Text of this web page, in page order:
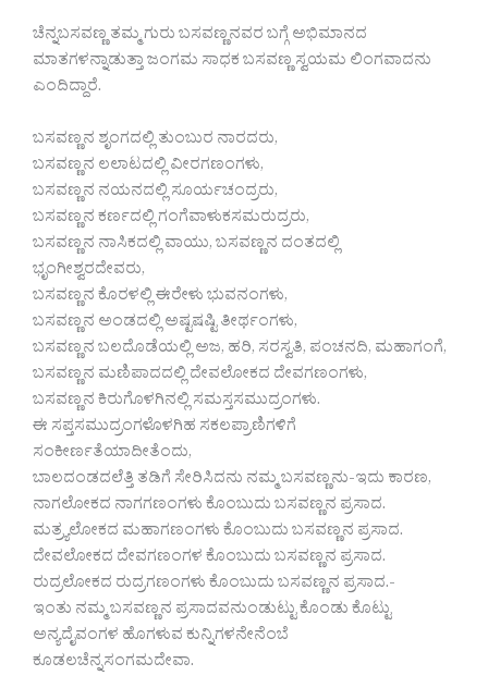
ಚೆನ್ನಬಸವಣ್ಣ ತಮ್ಮ ಗುರು ಬಸವಣ್ಣನವರ ಬಗ್ಗೆ ಅಭಿಮಾನದ
ಮಾತಗಳನ್ನಾಡುತ್ತಾ ಜಂಗಮ ಸಾಧಕ ಬಸವಣ್ಣ ಸ್ವಯಮ ಲಿಂಗವಾದನು
ಎಂದಿದ್ದಾರೆ.
ಬಸವಣ್ಣನ ಶೃಂಗದಲ್ಲಿ ತುಂಬುರ ನಾರದರು,
ಬಸವಣ್ಣನ ಲಲಾಟದಲ್ಲಿ ವೀರಗಣಂಗಳು,
ಬಸವಣ್ಣನ ನಯನದಲ್ಲಿ ಸೂರ್ಯಚಂದ್ರರು,
ಬಸವಣ್ಣನ ಕರ್ಣದಲ್ಲಿ ಗಂಗೆವಾಳುಕಸಮರುದ್ರರು,
ಬಸವಣ್ಣನ ನಾಸಿಕದಲ್ಲಿ ವಾಯು, ಬಸವಣ್ಣನ ದಂತದಲ್ಲಿ
ಭೃಂಗೀಶ್ವರದೇವರು,
ಬಸವಣ್ಣನ ಕೊರಳಲ್ಲಿ ಈರೇಳು ಭುವನಂಗಳು,
ಬಸವಣ್ಣನ ಅಂಡದಲ್ಲಿ ಅಷ್ಟಷಷ್ಟಿ ತೀರ್ಥಂಗಳು,
ಬಸವಣ್ಣನ ಬಲದೊಡೆಯಲ್ಲಿ ಅಜ, ಹರಿ, ಸರಸ್ವತಿ, ಪಂಚನದಿ, ಮಹಾಗಂಗೆ,
ಬಸವಣ್ಣನ ಮಣಿಪಾದದಲ್ಲಿ ದೇವಲೋಕದ ದೇವಗಣಂಗಳು,
ಬಸವಣ್ಣನ ಕಿರುಗೊಳಗಿನಲ್ಲಿ ಸಮಸ್ತಸಮುದ್ರಂಗಳು.
ಈ ಸಪ್ತಸಮುದ್ರಂಗಳೊಳಗಿಹ ಸಕಲಪ್ರಾಣಿಗಳಿಗೆ
ಸಂಕೀರ್ಣತೆಯಾದೀತೆಂದು,
ಬಾಲದಂಡದಲೆತ್ತಿ ತಡಿಗೆ ಸೇರಿಸಿದನು ನಮ್ಮ ಬಸವಣ್ಣನು-ಇದು ಕಾರಣ,
ನಾಗಲೋಕದ ನಾಗಗಣಂಗಳು ಕೊಂಬುದು ಬಸವಣ್ಣನ ಪ್ರಸಾದ.
ಮತ್ರ್ಯಲೋಕದ ಮಹಾಗಣಂಗಳು ಕೊಂಬುದು ಬಸವಣ್ಣನ ಪ್ರಸಾದ.
ದೇವಲೋಕದ ದೇವಗಣಂಗಳ ಕೊಂಬುದು ಬಸವಣ್ಣನ ಪ್ರಸಾದ.
ರುದ್ರಲೋಕದ ರುದ್ರಗಣಂಗಳು ಕೊಂಬುದು ಬಸವಣ್ಣನ ಪ್ರಸಾದ.-
ಇಂತು ನಮ್ಮ ಬಸವಣ್ಣನ ಪ್ರಸಾದವನುಂಡುಟ್ಟು ಕೊಂಡು ಕೊಟ್ಟು
ಅನ್ಯದೈವಂಗಳ ಹೊಗಳುವ ಕುನ್ನಿಗಳನೇನೆಂಬೆ
ಕೂಡಲಚೆನ್ನಸಂಗಮದೇವಾ.